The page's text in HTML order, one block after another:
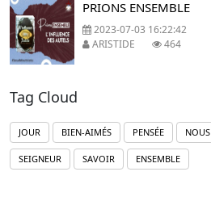
PRIONS ENSEMBLE
2023-07-03 16:22:42
ARISTIDE
464
Tag Cloud
JOUR BIEN-AIMÉS PENSÉE NOUS
SEIGNEUR SAVOIR ENSEMBLE